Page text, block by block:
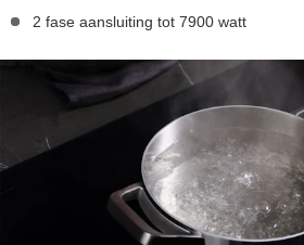
2 fase aansluiting tot 7900 watt